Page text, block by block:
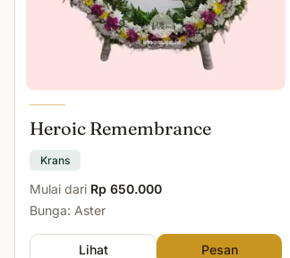
Heroic Remembrance
Krans
Mulai dari Rp 650.000
Bunga: Aster
Lihat Pesan